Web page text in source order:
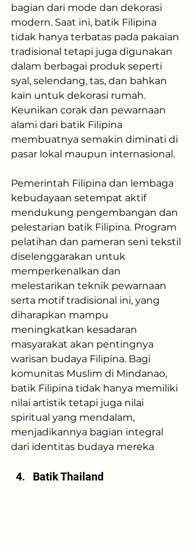
bagian dari mode dan dekorasi
modern. Saat ini, batik Filipina
tidak hanya terbatas pada pakaian
tradisional tetapi juga digunakan
dalam berbagai produk seperti
syal, selendang, tas, dan bahkan
kain untuk dekorasi rumah.
Keunikan corak dan pewarnaan
alami dari batik Filipina
membuatnya semakin diminati di
pasar lokal maupun internasional.
Pemerintah Filipina dan lembaga
kebudayaan setempat aktif
mendukung pengembangan dan
pelestarian batik Filipina. Program
pelatihan dan pameran seni tekstil
diselenggarakan untuk
memperkenalkan dan
melestarikan teknik pewarnaan
serta motif tradisional ini, yang
diharapkan mampu
meningkatkan kesadaran
masyarakat akan pentingnya
warisan budaya Filipina. Bagi
komunitas Muslim di Mindanao,
batik Filipina tidak hanya memiliki
nilai artistik tetapi juga nilai
spiritual yang mendalam,
menjadikannya bagian integral
dari identitas budaya mereka
Batik Thailand